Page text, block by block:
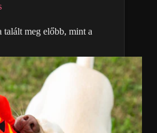
talált meg előbb, mint a